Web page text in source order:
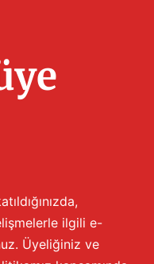
vs. Siz nasıl
ilgili e-
Üyeliğiniz ve